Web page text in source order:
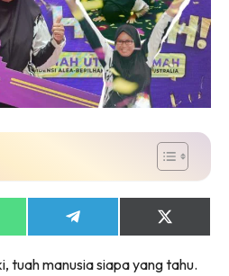
Share
on
Share
on
(Twitter)
tuah manusia siapa yang tahu.